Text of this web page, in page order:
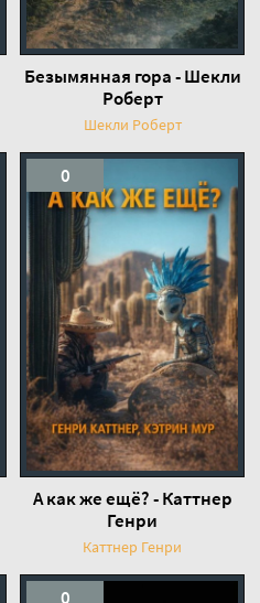
Безымянная гора - Шекли
Роберт
Шекли Роберт
0
А как же ещё? - Каттнер
Генри
Каттнер Генри
0